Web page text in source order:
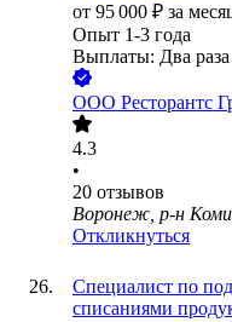
от 95 000 ₽ за
Опыт 1-3 года
Выплаты: Два раза
ООО Ресторантс
4.3
•
20 отзывов
Воронеж, р-н
Откликнуться
Специалист по
списаниями